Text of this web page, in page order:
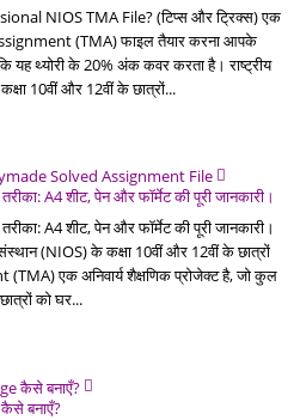
NIOS TMA File? (टिप्स और ट्रिक्स) एक
(TMA) फाइल तैयार करना आपके
यह थ्योरी के 20% अंक कवर करता है। राष्ट्रीय
10वीं और 12वीं के छात्रों...
A4 शीट, पेन और फॉर्मेट की पूरी जानकारी।
A4 शीट, पेन और फॉर्मेट की पूरी जानकारी।
संस्थान (NIOS) के कक्षा 10वीं और 12वीं के छात्रों
एक अनिवार्य शैक्षणिक प्रोजेक्ट है, जो कुल
को घर...
बनाएँ?